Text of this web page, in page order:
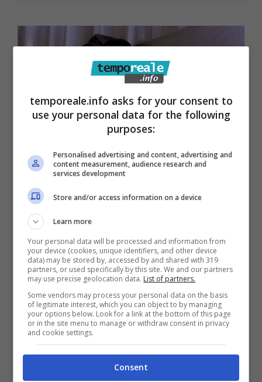
Terracina / “Free Beach”: niente
autorizzazione a procedere in
Parlamento europeo per Procaccini
2 Dicembre 2022
temporeale.info asks for your consent to
use your personal data for the following
purposes:
Personalised advertising and content, advertising and
content measurement, audience research and
services development
Store and/or access information on a device
Learn more
Your personal data will be processed and information from
your device (cookies, unique identifiers, and other device
data) may be stored by, accessed by and shared with 319
partners, or used specifically by this site. We and our partners
may use precise geolocation data. List of partners.
Some vendors may process your personal data on the basis
of legitimate interest, which you can object to by managing
your options below. Look for a link at the bottom of this page
or in the site menu to manage or withdraw consent in privacy
and cookie settings.
Consent